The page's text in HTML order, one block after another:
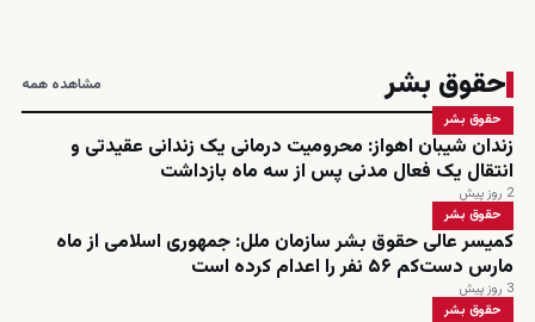
حقوق بشر مشاهده همه
حقوق بشر
زندان شیبان اهواز: محرومیت درمانی یک زندانی عقیدتی و
انتقال یک فعال مدنی پس از سه ماه بازداشت
2 روز پیش
حقوق بشر
کمیسر عالی حقوق بشر سازمان ملل: جمهوری اسلامی از ماه
مارس دست‌کم ۵۶ نفر را اعدام کرده است
3 روز پیش
حقوق بشر